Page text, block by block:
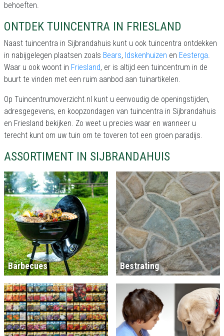
behoeften.
ONTDEK TUINCENTRA IN FRIESLAND
Naast tuincentra in Sijbrandahuis kunt u ook tuincentra ontdekken
in nabijgelegen plaatsen zoals Bears, Idskenhuizen en Eesterga.
Waar u ook woont in Friesland, er is altijd een tuincentrum in de
buurt te vinden met een ruim aanbod aan tuinartikelen.
Op Tuincentrumoverzicht.nl kunt u eenvoudig de openingstijden,
adresgegevens, en koopzondagen van tuincentra in Sijbrandahuis
en Friesland bekijken. Zo weet u precies waar en wanneer u
terecht kunt om uw tuin om te toveren tot een groen paradijs.
ASSORTIMENT IN SIJBRANDAHUIS
Barbecues Bestrating